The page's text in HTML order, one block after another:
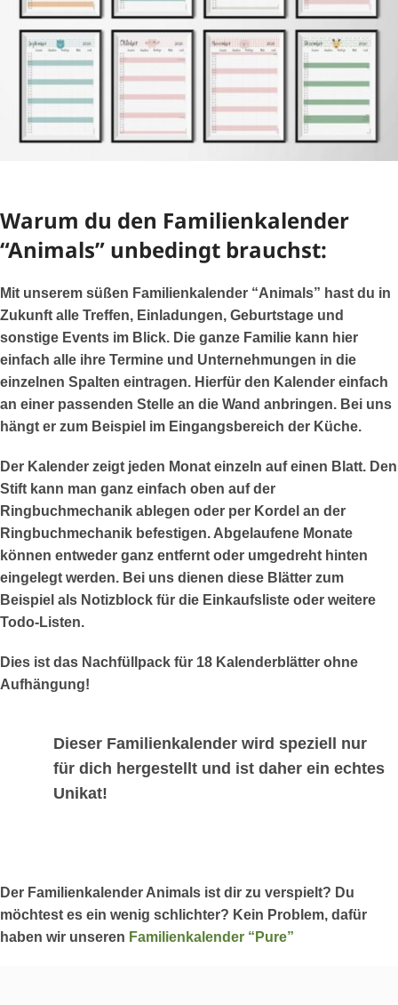
Warum du den Familienkalender
“Animals” unbedingt brauchst:
Mit unserem süßen Familienkalender “Animals” hast du in
Zukunft alle Treffen, Einladungen, Geburtstage und
sonstige Events im Blick. Die ganze Familie kann hier
einfach alle ihre Termine und Unternehmungen in die
einzelnen Spalten eintragen. Hierfür den Kalender einfach
an einer passenden Stelle an die Wand anbringen. Bei uns
hängt er zum Beispiel im Eingangsbereich der Küche.
Der Kalender zeigt jeden Monat einzeln auf einen Blatt. Den
Stift kann man ganz einfach oben auf der
Ringbuchmechanik ablegen oder per Kordel an der
Ringbuchmechanik befestigen. Abgelaufene Monate
können entweder ganz entfernt oder umgedreht hinten
eingelegt werden. Bei uns dienen diese Blätter zum
Beispiel als Notizblock für die Einkaufsliste oder weitere
Todo-Listen.
Dies ist das Nachfüllpack für 18 Kalenderblätter ohne
Aufhängung!
Dieser Familienkalender wird speziell nur
für dich hergestellt und ist daher ein echtes
Unikat!
Der Familienkalender Animals ist dir zu verspielt? Du
möchtest es ein wenig schlichter? Kein Problem, dafür
haben wir unseren Familienkalender “Pure”